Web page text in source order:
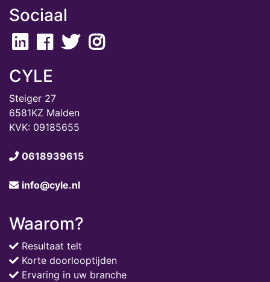
Sociaal
CYLE
Steiger 27
6581KZ Malden
KVK: 09185655
0618939615
info@cyle.nl
Waarom?
Resultaat telt
Korte doorlooptijden
Ervaring in uw branche